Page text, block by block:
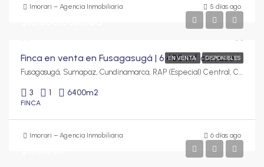
Imorari – Agencia Inmobiliaria 5 días ago
EN VENTA DISPONIBLESFinca en venta en Fusagasugá | 6.400 m² con uso de suelo C3
Fusagasugá, Sumapaz, Cundinamarca, RAP (Especial) Central, Colombia
3 1 6400m2
FINCA
Imorari – Agencia Inmobiliaria 6 días ago